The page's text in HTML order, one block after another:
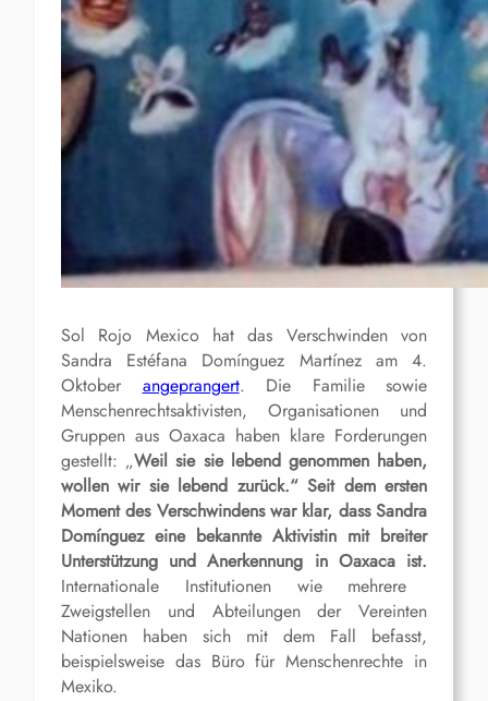
Sol Rojo Mexico hat das Verschwinden von
Sandra Estéfana Domínguez Martínez am 4.
Oktober angeprangert. Die Familie sowie
Menschenrechtsaktivisten, Organisationen und
Gruppen aus Oaxaca haben klare Forderungen
gestellt: „Weil sie sie lebend genommen haben,
wollen wir sie lebend zurück.“ Seit dem ersten
Moment des Verschwindens war klar, dass Sandra
Domínguez eine bekannte Aktivistin mit breiter
Unterstützung und Anerkennung in Oaxaca ist.
Internationale Institutionen wie mehrere
Zweigstellen und Abteilungen der Vereinten
Nationen haben sich mit dem Fall befasst,
beispielsweise das Büro für Menschenrechte in
Mexiko.